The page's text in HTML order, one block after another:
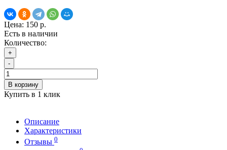
Цена: 150 р.
Есть в наличии
Количество:
+
-
В корзину
Купить в 1 клик
Описание
Характеристики
Отзывы 0